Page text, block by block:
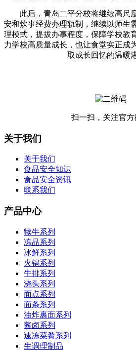
此后，青岛二平分校将继续高尺
安和炊事经费办理轨制，继续以师生
理模式，提拔办事程度，保障学校教
力学校高质量成长，也让食堂实正成
取成长回忆的温暖
扫一扫，关注官
关于我们
关于我们
食品安全知识
食品安全资讯
联系我们
产品中心
犊牛系列
冻品系列
冰鲜系列
火锅系列
牛排系列
浇头系列
面点系列
面条系列
油炸裹面系列
酱卤系列
速冻菜肴系列
生调理制品